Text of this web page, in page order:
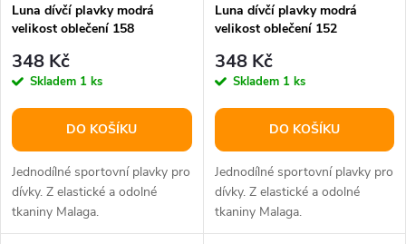
Luna dívčí plavky modrá
velikost oblečení 158
348 Kč
Skladem 1 ks
DO KOŠÍKU
Jednodílné sportovní plavky pro
dívky. Z elastické a odolné
tkaniny Malaga.
Luna dívčí plavky modrá
velikost oblečení 152
348 Kč
Skladem 1 ks
DO KOŠÍKU
Jednodílné sportovní plavky pro
dívky. Z elastické a odolné
tkaniny Malaga.